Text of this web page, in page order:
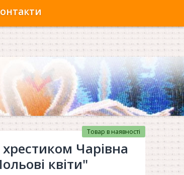
Чарівна
квіти"
Товар в наявності